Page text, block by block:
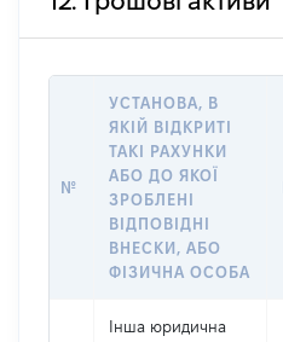
№
УСТАНОВА, В
ЯКІЙ ВІДКРИТІ
ТАКІ РАХУНКИ
АБО ДО ЯКОЇ
ЗРОБЛЕНІ
ВІДПОВІДНІ
ВНЕСКИ, АБО
ФІЗИЧНА ОСОБА
Інша юридична